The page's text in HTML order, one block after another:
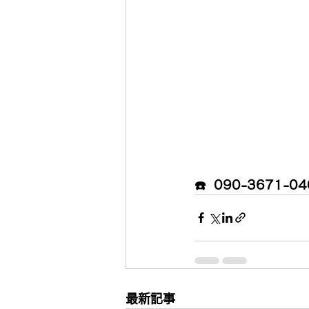
☎️  090-3671-
最新記事